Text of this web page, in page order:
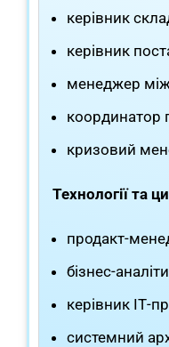
керівник
керівник
менеджер
координатор
кризовий
Технології та
продакт-
бізнес-
керівник ІТ-
системний